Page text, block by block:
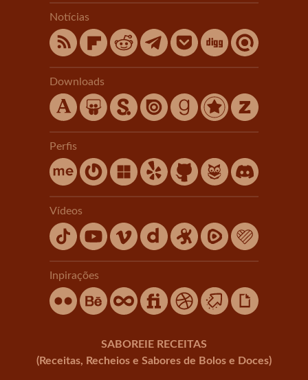
Notícias
Downloads
Perfis
Vídeos
Inpirações
SABOREIE RECEITAS
(Receitas, Recheios e Sabores de Bolos e Doces)